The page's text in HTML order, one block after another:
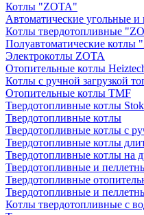
Котлы "ZOTA"
Автоматические угольные
Котлы твердотопливные
Полуавтоматические котлы
Электрокотлы ZOTA
Отопительные котлы
Котлы с ручной загрузкой
Отопительные котлы TMF
Твердотопливные котлы
Твердотопливные котлы
Твердотопливные котлы с
Твердотопливные котлы
Твердотопливные котлы на
Твердотопливные и
Твердотопливные
Твердотопливные и
Котлы твердотопливные с